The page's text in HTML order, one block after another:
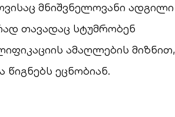
მნიშვნელოვანი ადგილი
თავადაც სტუმრობენ
ამაღლების მიზნით,
ეცნობიან.